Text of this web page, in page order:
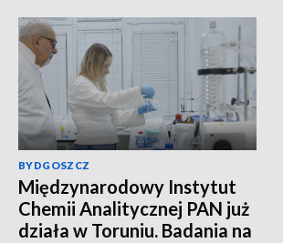
BYDGOSZCZ
Międzynarodowy Instytut
Chemii Analitycznej PAN już
działa w Toruniu. Badania na